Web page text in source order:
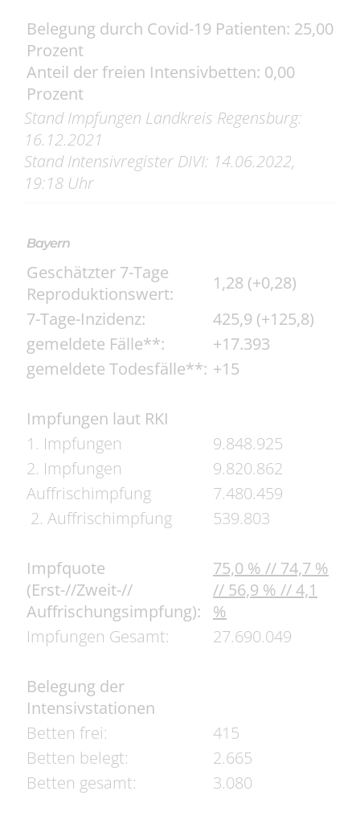
Belegung durch Covid-19 Patienten: 25,00
Prozent
Anteil der freien Intensivbetten: 0,00
Prozent
Stand Impfungen Landkreis Regensburg:
16.12.2021
Stand Intensivregister DIVI: 14.06.2022,
19:18 Uhr
Bayern
Geschätzter 7-Tage
Reproduktionswert:
1,28 (+0,28)
7-Tage-Inzidenz:
425,9 (+125,8)
gemeldete Fälle**:
+17.393
gemeldete Todesfälle**: +15
Impfungen laut RKI
1. Impfungen
9.848.925
2. Impfungen
9.820.862
Auffrischimpfung
7.480.459
2. Auffrischimpfung
539.803
Impfquote
(Erst-//Zweit-//
Auffrischungsimpfung):
75,0 % // 74,7 %
// 56,9 % // 4,1
%
Impfungen Gesamt:
27.690.049
Belegung der
Intensivstationen
Betten frei:
415
Betten belegt:
2.665
Betten gesamt:
3.080